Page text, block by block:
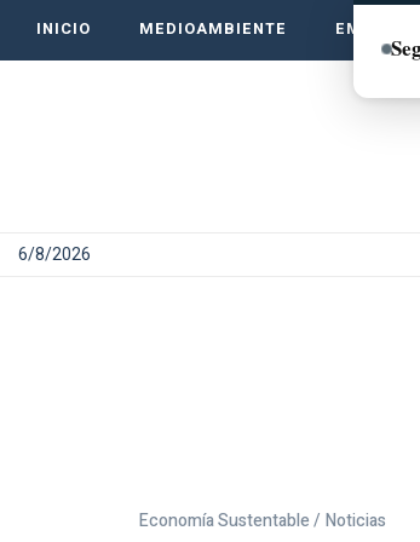
INICIO MEDIOAMBIENTE
6/8/2026
Economía Sustentable / Noticias